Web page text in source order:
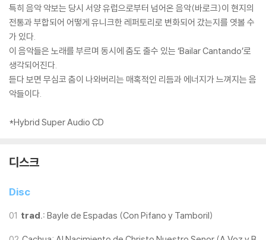
특히 음악 악보는 당시 서양 유럽으로부터 넘어온 음악(바로크)이 현지의
전통과 부합되어 어떻게 유니크한 레퍼토리로 변화되어 갔는지를 엿볼 수
가 있다.
이 음악들은 노래를 부르며 동시에 춤도 출수 있는 ‘Bailar Cantando’로
생각되어진다.
듣다 보면 무심코 춤이 나와버리는 매혹적인 리듬과 에너지가 느껴지는 음
악들이다.
*Hybrid Super Audio CD
디스크
Disc
01 trad.: Bayle de Espadas (Con Pifano y Tamboril)